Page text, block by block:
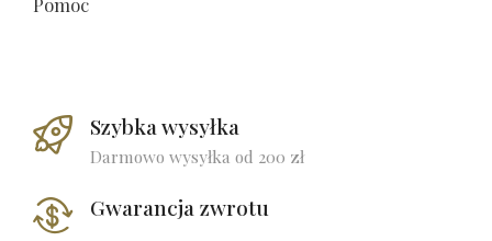
Szybka wysyłka
Darmowo wysyłka od 200 zł
Gwarancja zwrotu